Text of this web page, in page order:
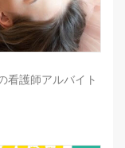
看護師アルバイト